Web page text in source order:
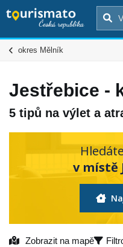
okres Mělník
Jestřebice -
5 tipů na výlet a
v místě
Zobrazit na mapě